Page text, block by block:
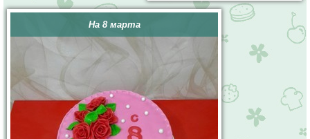
На 8 марта